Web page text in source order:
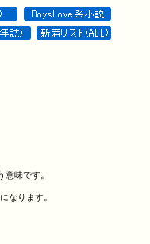
味です。
なります。